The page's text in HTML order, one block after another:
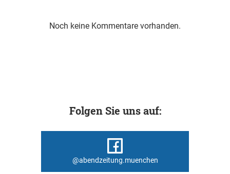
Noch keine Kommentare vorhanden.
Folgen Sie uns auf:
@abendzeitung.muenchen